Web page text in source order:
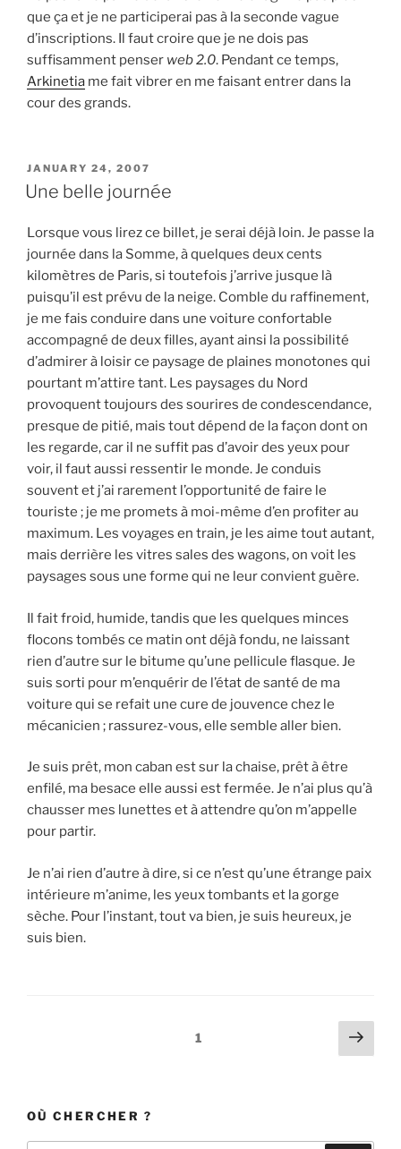
que ça et je ne participerai pas à la seconde vague
d’inscriptions. Il faut croire que je ne dois pas
suffisamment penser web 2.0. Pendant ce temps,
Arkinetia me fait vibrer en me faisant entrer dans la
cour des grands.
POSTED
ON
JANUARY 24, 2007
Une belle journée
Lorsque vous lirez ce billet, je serai déjà loin. Je passe la
journée dans la Somme, à quelques deux cents
kilomètres de Paris, si toutefois j’arrive jusque là
puisqu’il est prévu de la neige. Comble du raffinement,
je me fais conduire dans une voiture confortable
accompagné de deux filles, ayant ainsi la possibilité
d’admirer à loisir ce paysage de plaines monotones qui
pourtant m’attire tant. Les paysages du Nord
provoquent toujours des sourires de condescendance,
presque de pitié, mais tout dépend de la façon dont on
les regarde, car il ne suffit pas d’avoir des yeux pour
voir, il faut aussi ressentir le monde. Je conduis
souvent et j’ai rarement l’opportunité de faire le
touriste ; je me promets à moi-même d’en profiter au
maximum. Les voyages en train, je les aime tout autant,
mais derrière les vitres sales des wagons, on voit les
paysages sous une forme qui ne leur convient guère.
Il fait froid, humide, tandis que les quelques minces
flocons tombés ce matin ont déjà fondu, ne laissant
rien d’autre sur le bitume qu’une pellicule flasque. Je
suis sorti pour m’enquérir de l’état de santé de ma
voiture qui se refait une cure de jouvence chez le
mécanicien ; rassurez-vous, elle semble aller bien.
Je suis prêt, mon caban est sur la chaise, prêt à être
enfilé, ma besace elle aussi est fermée. Je n’ai plus qu’à
chausser mes lunettes et à attendre qu’on m’appelle
pour partir.
Je n’ai rien d’autre à dire, si ce n’est qu’une étrange paix
intérieure m’anime, les yeux tombants et la gorge
sèche. Pour l’instant, tout va bien, je suis heureux, je
suis bien.
Page1
Next
page
OÙ CHERCHER ?